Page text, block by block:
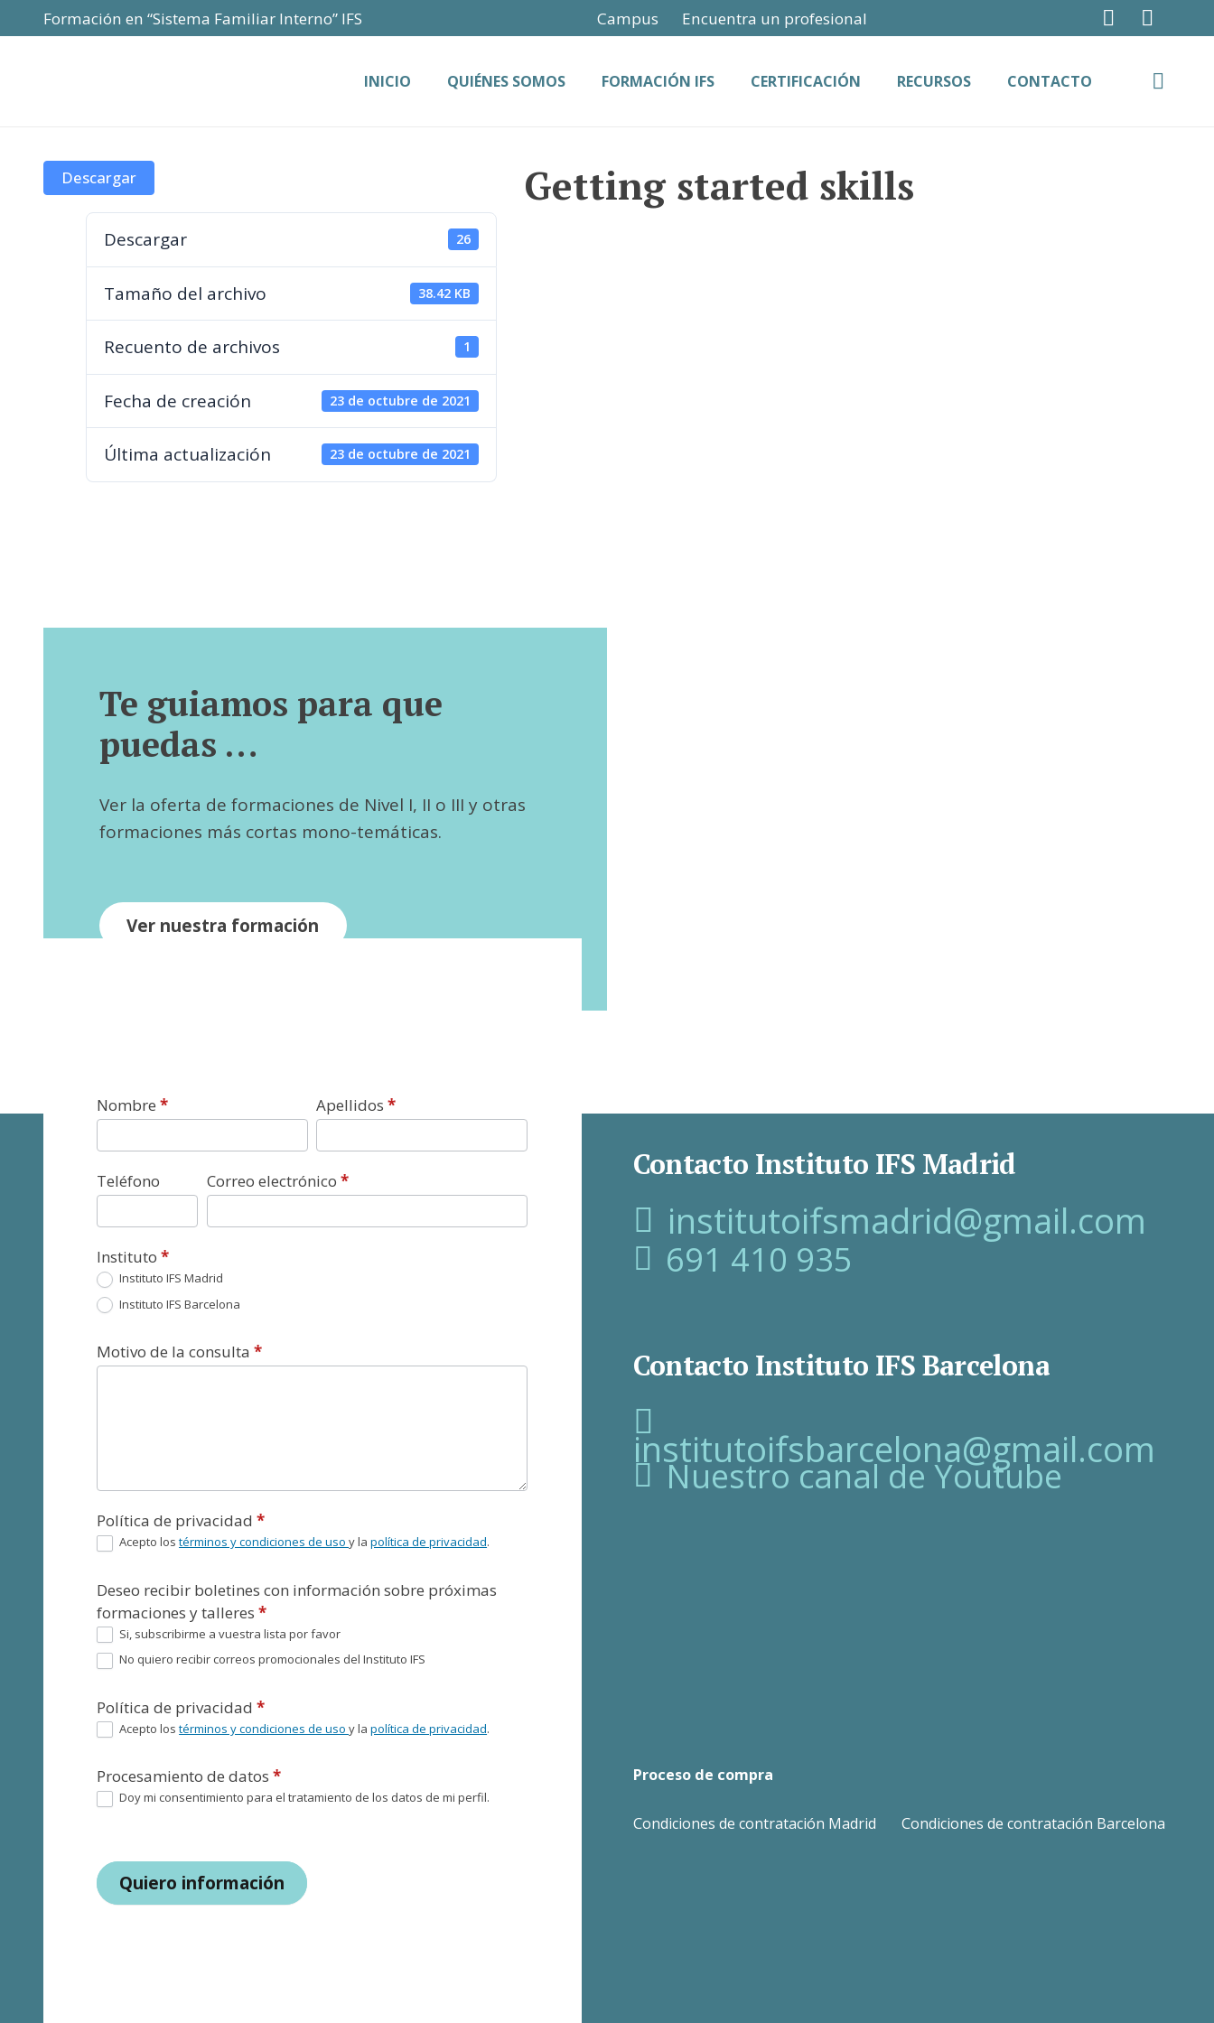
Formación en “Sistema Familiar Interno” IFS Campus Encuentra un profesional
INICIO QUIÉNES SOMOS FORMACIÓN IFS CERTIFICACIÓN RECURSOS CONTACTO
Descargar
Descargar 26
Tamaño del archivo 38.42 KB
Recuento de archivos 1
Fecha de creación 23 de octubre de 2021
Última actualización 23 de octubre de 2021
Getting started skills
Te guiamos para que
puedas …
Ver la oferta de formaciones de Nivel I, II o III y otras
formaciones más cortas mono-temáticas.
Ver nuestra formación
Contacto
Nombre* Apellidos*
Teléfono Correo electrónico *
Instituto*
Instituto IFS Madrid
Instituto IFS Barcelona
Motivo de la consulta*
Política de privacidad*
Acepto lostérminos y condiciones de usoy lapolítica de privacidad.
Deseo recibir boletines con información sobre próximas
formaciones y talleres*
Si, subscribirme a vuestra lista por favor
No quiero recibir correos promocionales del Instituto IFS
Política de privacidad*
Acepto lostérminos y condiciones de usoy lapolítica de privacidad.
Procesamiento de datos*
Doy mi consentimiento para el tratamiento de los datos de mi perfil.
Quiero información
Contacto Instituto IFS Madrid
institutoifsmadrid@gmail.com
691 410 935
Contacto Instituto IFS Barcelona
institutoifsbarcelona@gmail.com
Nuestro canal de Youtube
Proceso de compra
Condiciones de contratación Madrid Condiciones de contratación Barcelona